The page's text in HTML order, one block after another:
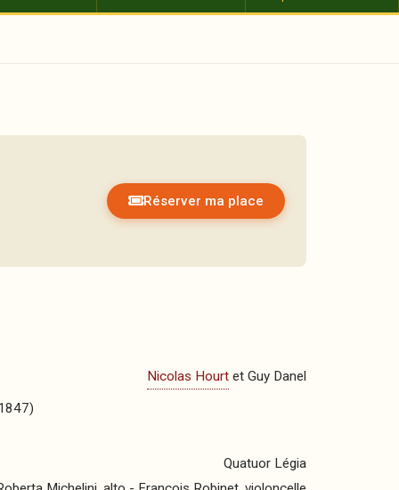
Réserver ma place
Nicolas Hourt et Guy Danel
Quatuor Légia